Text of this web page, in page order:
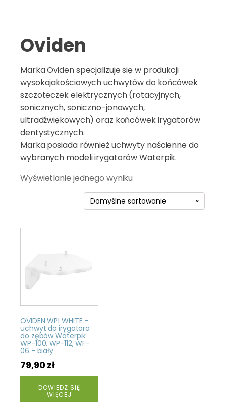
Oviden
Marka Oviden specjalizuje się w produkcji
wysokojakościowych uchwytów do końcówek
szczoteczek elektrycznych (rotacyjnych,
sonicznych, soniczno-jonowych,
ultradźwiękowych) oraz końcówek irygatorów
dentystycznych.
Marka posiada również uchwyty naścienne do
wybranych modeli irygatorów Waterpik.
Wyświetlanie jednego wyniku
OVIDEN WP1 WHITE -
uchwyt do irygatora
do zębów Waterpik
WP-100, WP-112, WF-
06 - biały
79,90zł
DOWIEDZ SIĘ
WIĘCEJ